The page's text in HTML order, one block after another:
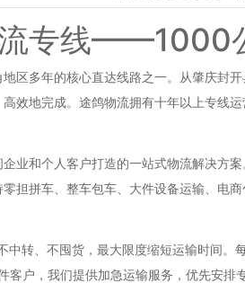
专线——1000
区多年的核心直达线路之一。从肇庆
效地完成。途鸽物流拥有十年以上专线运
业和个人客户打造的一站式物流解决方
担拼车、整车包车、大件设备运输、电
中转、不囤货，最大限度缩短运输时间
户，我们提供加急运输服务，优先安